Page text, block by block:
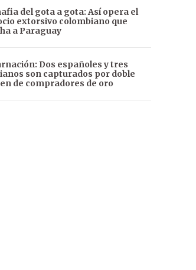
del gota a gota: Así opera el
extorsivo colombiano que
a Paraguay
Dos españoles y tres
son capturados por doble
de compradores de oro